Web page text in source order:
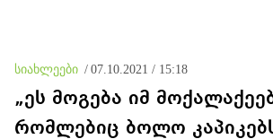
სიახლეები / 07.10.2021 / 15:18
„ეს მოგება იმ
რომლებიც ბოლო